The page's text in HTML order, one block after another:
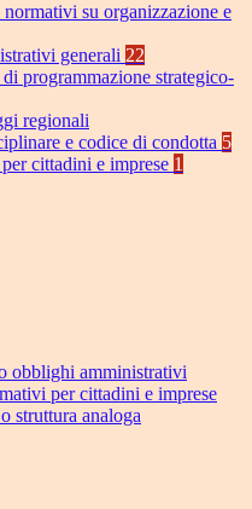
su organizzazione e
generali 22
programmazione strategico-
regionali
e codice di condotta 5
cittadini e imprese 1
obblighi amministrativi
per cittadini e imprese
struttura analoga